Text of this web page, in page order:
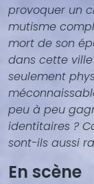
provoquer un
mutisme
mort de son
dans cette ville
seulement
peu à peu
identitaires ?
sont-ils aussi
En scène